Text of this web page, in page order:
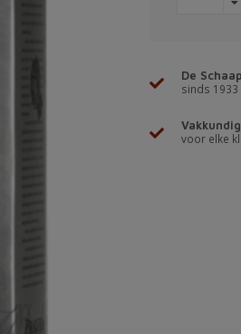
De
sinds 1933
voor elke